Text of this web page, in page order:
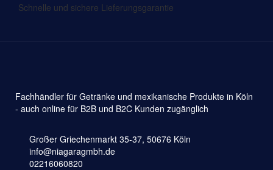
Schnelle und sichere Lieferungsgarantie
Fachhändler für Getränke und mexikanische Produkte in Köln
- auch online für B2B und B2C Kunden zugänglich
Großer Griechenmarkt 35-37, 50676 Köln
info@niagaragmbh.de
02216060820